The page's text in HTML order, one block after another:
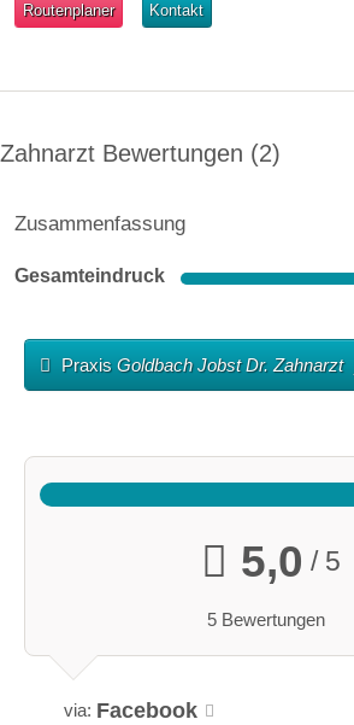
Routenplaner Kontakt
Zahnarzt Bewertungen 2
Zusammenfassung
Gesamteindruck
Praxis Goldbach Jobst Dr. Zahnarzt
5,0 / 5
5 Bewertungen
via: Facebook